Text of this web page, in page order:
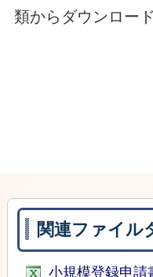
類からダウンロー
関連ファイル
小規模登録申請